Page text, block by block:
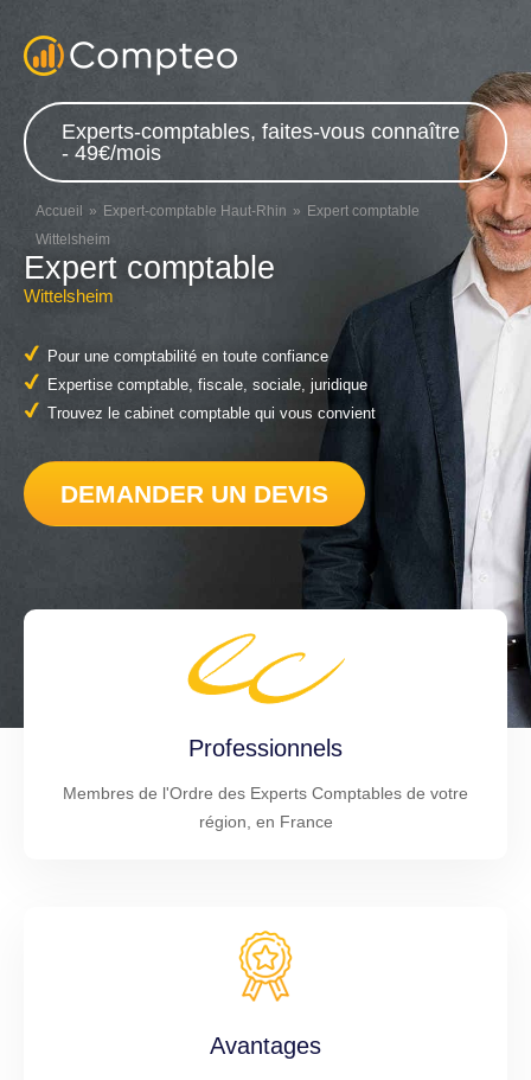
Experts-comptables, faites-vous connaître
- 49€/mois
Accueil Expert-comptable Haut-Rhin
Expert comptable
Wittelsheim
Expert comptable
Wittelsheim
Pour une comptabilité en toute confiance
Expertise comptable, fiscale, sociale, juridique
Trouvez le cabinet comptable qui vous convient
DEMANDER UN DEVIS
Professionnels
Membres de l'Ordre des Experts Comptables de votre
région, en France
Avantages